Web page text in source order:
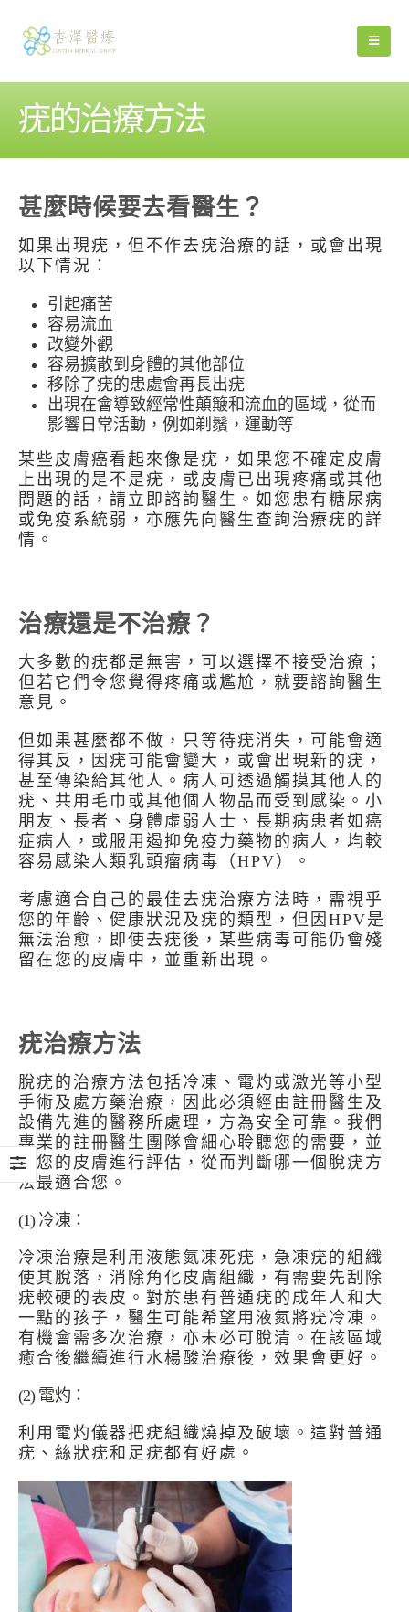
疣的治療方法
甚麼時候要去看醫生？
如果出現疣，但不作去疣治療的話，或會出現
以下情況：
引起痛苦
容易流血
改變外觀
容易擴散到身體的其他部位
移除了疣的患處會再長出疣
出現在會導致經常性顛簸和流血的區域，從而
影響日常活動，例如剃鬚，運動等
某些皮膚癌看起來像是疣，如果您不確定皮膚
上出現的是不是疣，或皮膚已出現疼痛或其他
問題的話，請立即諮詢醫生。如您患有糖尿病
或免疫系統弱，亦應先向醫生查詢治療疣的詳
情。
治療還是不治療？
大多數的疣都是無害，可以選擇不接受治療；
但若它們令您覺得疼痛或尷尬，就要諮詢醫生
意見。
但如果甚麼都不做，只等待疣消失，可能會適
得其反，因疣可能會變大，或會出現新的疣，
甚至傳染給其他人。病人可透過觸摸其他人的
疣、共用毛巾或其他個人物品而受到感染。小
朋友、長者、身體虛弱人士、長期病患者如癌
症病人，或服用遏抑免疫力藥物的病人，均較
容易感染人類乳頭瘤病毒（HPV）。
考慮適合自己的最佳去疣治療方法時，需視乎
您的年齡、健康狀況及疣的類型，但因HPV是
無法治愈，即使去疣後，某些病毒可能仍會殘
留在您的皮膚中，並重新出現。
疣治療方法
脫疣的治療方法包括冷凍、電灼或激光等小型
手術及處方藥治療，因此必須經由註冊醫生及
設備先進的醫務所處理，方為安全可靠。我們
專業的註冊醫生團隊會細心聆聽您的需要，並
對您的皮膚進行評估，從而判斷哪一個脫疣方
法最適合您。
(1) 冷凍：
冷凍治療是利用液態氮凍死疣，急凍疣的組織
使其脫落，消除角化皮膚組織，有需要先刮除
疣較硬的表皮。對於患有普通疣的成年人和大
一點的孩子，醫生可能希望用液氮將疣冷凍。
有機會需多次治療，亦未必可脫清。在該區域
癒合後繼續進行水楊酸治療後，效果會更好。
(2) 電灼：
利用電灼儀器把疣組織燒掉及破壞。這對普通
疣、絲狀疣和足疣都有好處。